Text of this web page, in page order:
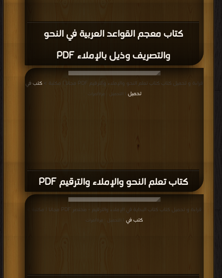
كتاب معجم القواعد العربية في النحو
والتصريف وذيل بالإملاء PDF
كتاب تعلم النحو والإملاء والترقيم PDF
قراءة و تحميل كتاب كتاب تعلم النحو والإملاء والترقيم PDF مجانا | مكتبة >
كتب في
تحميل
| التحميل : مرة/مرات
قراءة و تحميل كتاب كتاب البداية في الإملاء والترقيم - مختصر PDF مجانا | مكتبة >
كتب في
| التحميل : مرة/مرات